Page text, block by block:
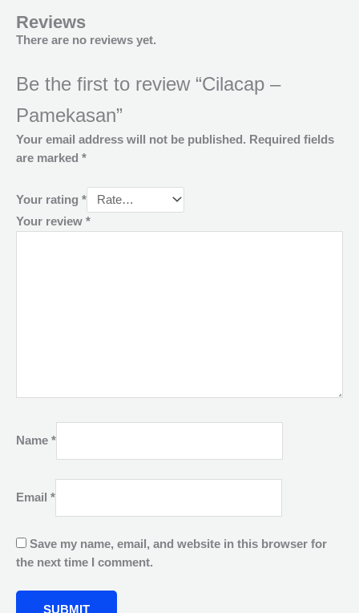
Reviews
There are no reviews yet.
Be the first to review “Cilacap –
Pamekasan”
Your email address will not be published. Required fields
are marked *
Your rating *
Your review *
Name *
Email *
Save my name, email, and website in this browser for
the next time I comment.